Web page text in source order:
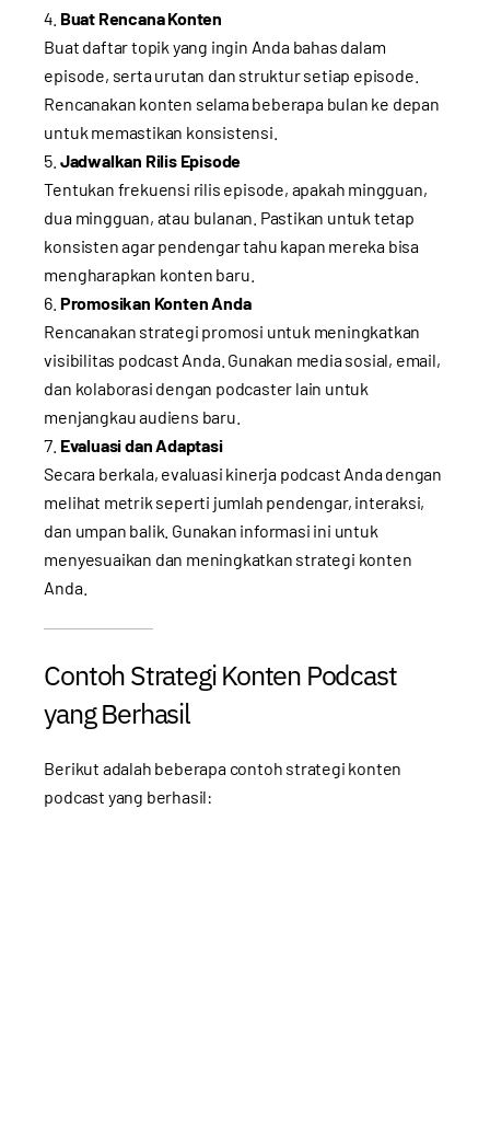
Buat Rencana Konten
Buat daftar topik yang ingin Anda bahas dalam
episode, serta urutan dan struktur setiap episode.
Rencanakan konten selama beberapa bulan ke depan
untuk memastikan konsistensi.
Jadwalkan Rilis Episode
Tentukan frekuensi rilis episode, apakah mingguan,
dua mingguan, atau bulanan. Pastikan untuk tetap
konsisten agar pendengar tahu kapan mereka bisa
mengharapkan konten baru.
Promosikan Konten Anda
Rencanakan strategi promosi untuk meningkatkan
visibilitas podcast Anda. Gunakan media sosial, email,
dan kolaborasi dengan podcaster lain untuk
menjangkau audiens baru.
Evaluasi dan Adaptasi
Secara berkala, evaluasi kinerja podcast Anda dengan
melihat metrik seperti jumlah pendengar, interaksi,
dan umpan balik. Gunakan informasi ini untuk
menyesuaikan dan meningkatkan strategi konten
Anda.
Contoh Strategi Konten Podcast
yang Berhasil
Berikut adalah beberapa contoh strategi konten
podcast yang berhasil: